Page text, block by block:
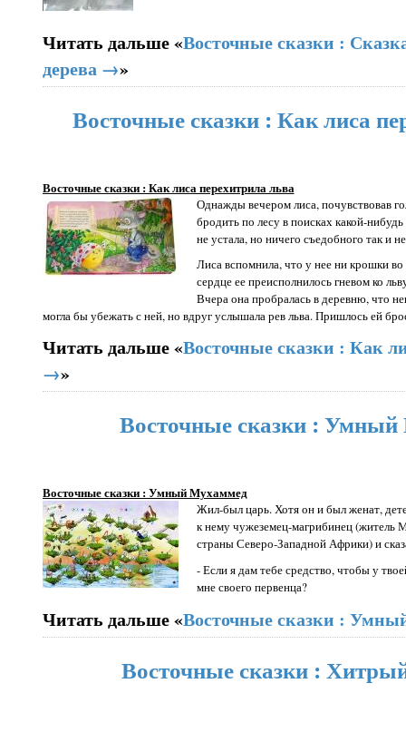
Читать дальше «Восточные сказки :
дерева →»
Восточные сказки : Как лиса
Восточные сказки : Как лиса перехитрила льва
Однажды вечером лиса, почувствовав
бродить по лесу в поисках какой-
не устала, но ничего съедобного так и
Лиса вспомнила, что у нее ни крошки
сердце ее преисполнилось гневом ко
Вчера она пробралась в деревню, что
могла бы убежать с ней, но вдруг услышала рев льва. Пришлось ей
Читать дальше «Восточные сказки : Как
→»
Восточные сказки :
Восточные сказки : Умный Мухаммед
Жил-был царь. Хотя он и был женат,
к нему чужеземец-магрибинец
страны Северо-Западной Африки) и
- Если я дам тебе средство, чтобы у
мне своего первенца?
Читать дальше «Восточные сказки :
Восточные сказки :